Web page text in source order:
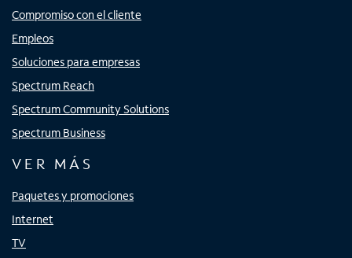
Compromiso con el cliente
Empleos
Soluciones para empresas
Spectrum Reach
Spectrum Community Solutions
Spectrum Business
VER MÁS
Paquetes y promociones
Internet
TV